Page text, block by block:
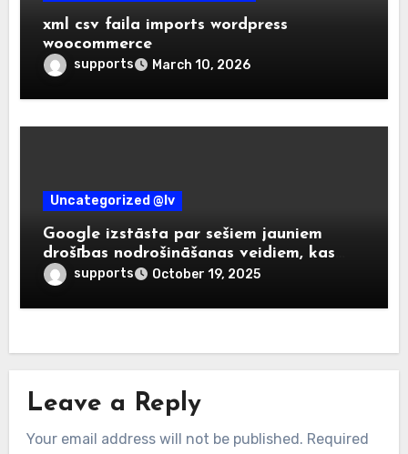
xml csv faila imports wordpress
woocommerce
supports March 10, 2026
Uncategorized @lv
Google izstāsta par sešiem jauniem
drošības nodrošināšanas veidiem, kas
palīdzēs izvairīties no mūsdienu
krāpniecības.
supports October 19, 2025
Leave a Reply
Your email address will not be published. Required